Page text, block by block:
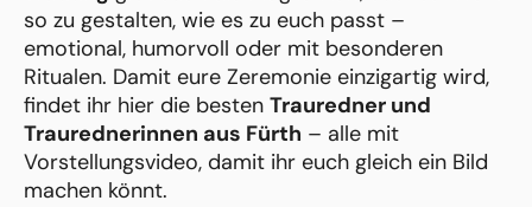
so zu gestalten, wie es zu euch passt –
emotional, humorvoll oder mit besonderen
Ritualen. Damit eure Zeremonie einzigartig wird,
findet ihr hier die besten Trauredner und
Traurednerinnen aus Fürth – alle mit
Vorstellungsvideo, damit ihr euch gleich ein Bild
machen könnt.